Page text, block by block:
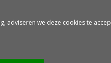
we deze cookies te